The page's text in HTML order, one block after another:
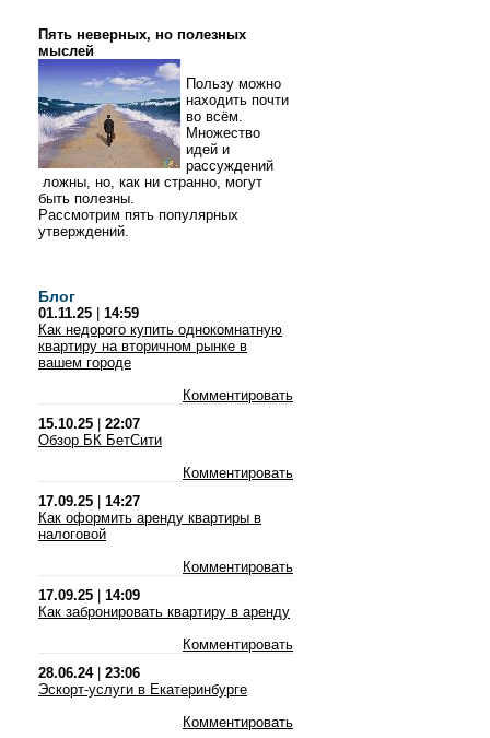
Пять неверных, но полезных
мыслей
Пользу можно
находить почти
во всём.
Множество
идей и
рассуждений
ложны, но, как ни странно, могут
быть полезны.
Рассмотрим пять популярных
утверждений.
Блог
01.11.25
14:59
Как недорого купить однокомнатную
квартиру на вторичном рынке в
вашем городе
Комментировать
15.10.25
22:07
Обзор БК БетСити
Комментировать
17.09.25
14:27
Как оформить аренду квартиры в
налоговой
Комментировать
17.09.25
14:09
Как забронировать квартиру в аренду
Комментировать
28.06.24| 23:06
Эскорт-услуги в Екатеринбурге
Комментировать